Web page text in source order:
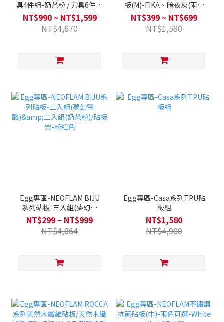
具4件組-奶茶粉 / 刀具6件組
(兩色可選) +BIJU砧板2入組
合
NT$990 ~ NT$1,599
NT$4,670
板(M)-FIKA、暗夜灰(兩色
可選)
NT$399 ~ NT$699
NT$1,580
Egg專區-NEOFLAM BIJU
系列砧板-三入組(夢幻雪
酪)&二入組(奶茶粉)/砧板
架-粉紅色
NT$299 ~ NT$999
NT$4,864
Egg專區-Casa系列TPU砧
板組
NT$1,580
NT$4,980